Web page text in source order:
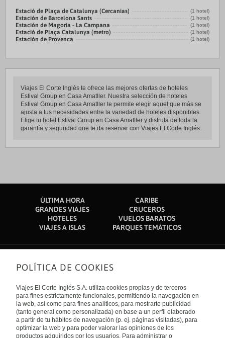
Estació de Plaça de Catalunya (Cercanias) (1 hotel)
Estación de Barcelona Sants (1 hotel)
Estación de Magoria - La Campana (1 hotel)
Estació de Plaça Catalunya (metro) (1 hotel)
Estación de Provenca (1 hotel)
Viajes El Corte Inglés te ofrece las mejores ofertas de hoteles
Estival Group en Casa Amatller. Nuestra selección de hoteles
Estival Group en Casa Amatller te permite elegir aquel que más se
ajusta a tus necesidades entre la variedad de hoteles disponibles.
Elige tu hotel Estival Group en Casa Amatller y disfruta de toda la
garantía y seguridad que te da reservar con Viajes El Corte Inglés.
ÚLTIMA HORA
CARIBE
GRANDES VIAJES
CRUCEROS
HOTELES
VUELOS BARATOS
VIAJES A ISLAS
PARQUES TEMÁTICOS
Sobre nosotros
Quiénes somos
Financiación
Sostenibilidad
Turismo accesible
Tarjeta El Corte Inglés
Trabaja con nosotros
El Corte Inglés
Enlaces de interés
Guías de viaje
Catálogos
Auto check-in
Internacional
POLÍTICA DE COOKIES
Viajes El Corte Inglés S.A. utiliza cookies propias y de terceros
para fines estrictamente funcionales, permitiendo la navegación en
la web, así como para fines analíticos, para mostrarte publicidad
(tanto general como personalizada) en base a un perfil elaborado
a partir de tu hábitos de navegación (p. ej. páginas visitadas), para
optimizar la web y para poder valorar las opiniones de los
productos adquiridos por los usuarios. Para administrar o